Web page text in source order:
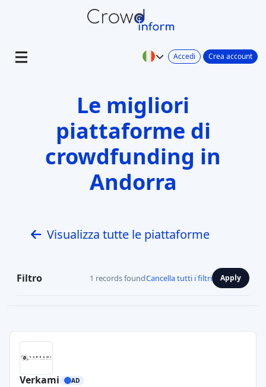
Accedi Crea account
Le migliori
piattaforme di
crowdfunding in
Andorra
Visualizza tutte le piattaforme
Filtro 1 records foundCancella tutti i filtri Apply
Verkami AD